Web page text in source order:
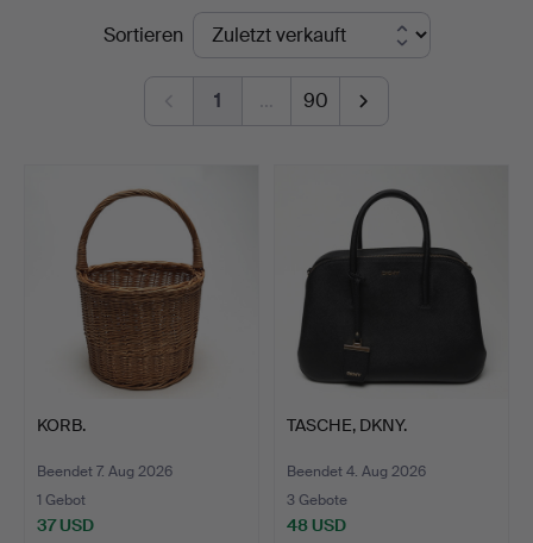
EndpreiseSortieren
1 … 90
KORB.
Beendet 7. Aug 2026
1 Gebot
37 USD
TASCHE, DKNY.
Beendet 4. Aug 2026
3 Gebote
48 USD